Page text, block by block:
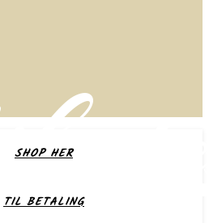
SHOP HER
TIL BETALING